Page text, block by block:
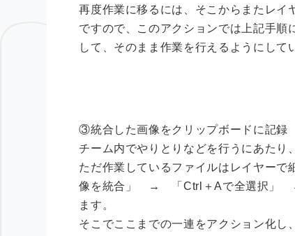
再度作業に移るには、そこからまたレイ
ですので、このアクションでは上記手
して、そのまま作業を行えるようにして
③統合した画像をクリップボードに記録
チーム内でやりとりなどを行うにあたり
ただ作業しているファイルはレイヤー
像を統合」 → 「Ctrl＋Aで全選択」 →
ます。
そこでここまでの一連をアクション化し